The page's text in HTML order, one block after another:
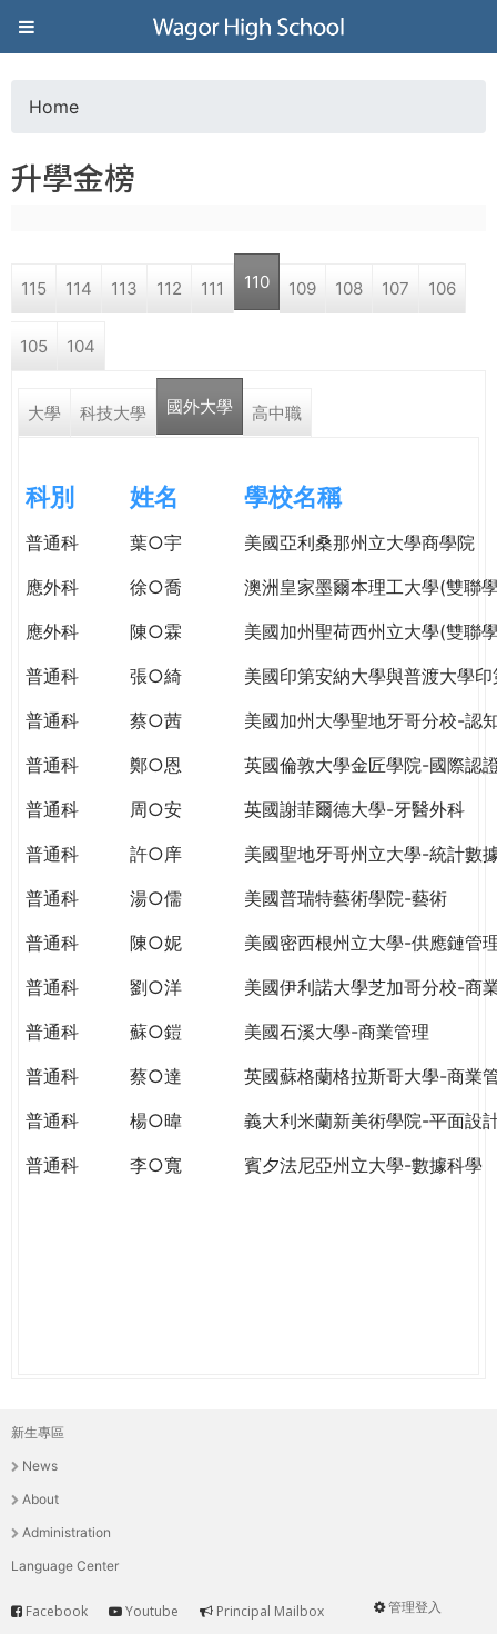
Jump to navigation
葳
格
高
學
格。
WAGOR
TODAY
THE
WORLD
PUTTING
YOU
THE
o
a
r
e
e
r
e
Home
升學金榜
115 114 113 112 111 110 109 108 107 106
105 104
大學 科技大學 國外大學 高中職
科別 姓名 學校名稱
普通科 葉○宇
美國亞利桑那州立大學商學院
應外科
徐○喬
澳洲皇家墨爾本理工大學(雙聯
應外科
陳○霖
美國加州聖荷西州立大學(雙聯
普通科
張○綺
美國印第安納大學與普渡大學
普通科
蔡○茜
美國加州大學聖地牙哥分校-認
普通科
鄭○恩
英國倫敦大學金匠學院-國際認
普通科
周○安
英國謝菲爾德大學-牙醫外科
普通科
許○庠
美國聖地牙哥州立大學-統計數
普通科
湯○儒
美國普瑞特藝術學院-藝術
普通科
陳○妮
美國密西根州立大學-供應鏈管
普通科
劉○洋
美國伊利諾大學芝加哥分校-商
普通科
蘇○鎧
美國石溪大學-商業管理
普通科
蔡○達
英國蘇格蘭格拉斯哥大學-商業
普通科
楊○暐
義大利米蘭新美術學院-平面設
普通科
李○寬 賓夕法尼亞州立大學-數據科學
主
選
單
新生專區
News
About
Administration
Language Center
User
管理登入
Service
Facebook Youtube Principal Mailbox